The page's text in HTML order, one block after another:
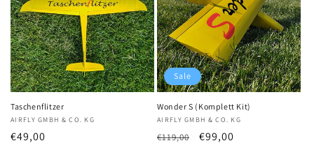
Taschenflitzer
Anbieter:
AIRFLY GMBH & CO. KG
Normaler
€49,00
Sale
Wonder S (Komplett Kit)
Anbieter:
AIRFLY GMBH & CO. KG
Normaler
€119,00 Verkaufspreis
€99,00